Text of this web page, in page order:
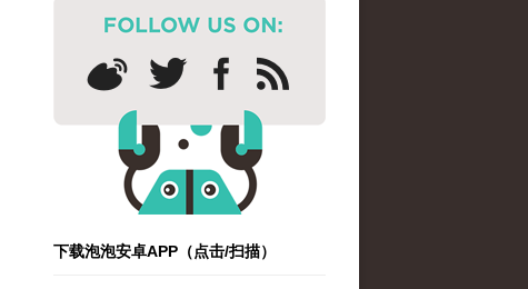
下载泡泡安卓APP（点击/扫描）